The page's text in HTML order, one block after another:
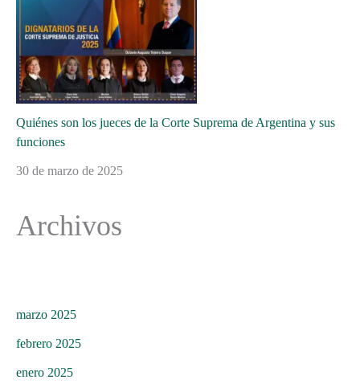
Quiénes son los jueces de la Corte Suprema de Argentina y sus
funciones
30 de marzo de 2025
Archivos
marzo 2025
febrero 2025
enero 2025